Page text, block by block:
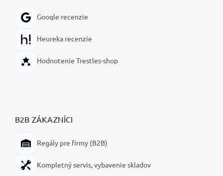
Google recenzie
Heureka recenzie
Hodnotenie Trestles-shop
B2B ZÁKAZNÍCI
Regály pre firmy (B2B)
Kompletný servis, vybavenie skladov